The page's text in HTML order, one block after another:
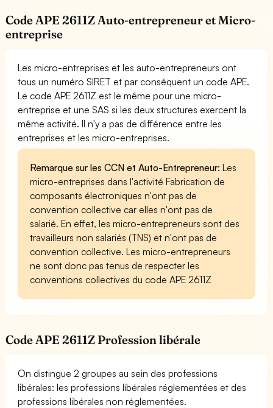
Code APE 2611Z Auto-entrepreneur et Micro-
entreprise
Les micro-entreprises et les auto-entrepreneurs ont
tous un numéro SIRET et par conséquent un code APE.
Le code APE 2611Z est le même pour une micro-
entreprise et une SAS si les deux structures exercent la
même activité. Il n'y a pas de différence entre les
entreprises et les micro-entreprises.
Remarque sur les CCN et Auto-Entrepreneur: Les
micro-entreprises dans l'activité Fabrication de
composants électroniques n'ont pas de
convention collective car elles n'ont pas de
salarié. En effet, les micro-entrepreneurs sont des
travailleurs non salariés (TNS) et n'ont pas de
convention collective. Les micro-entrepreneurs
ne sont donc pas tenus de respecter les
conventions collectives du code APE 2611Z
Code APE 2611Z Profession libérale
On distingue 2 groupes au sein des professions
libérales: les professions libérales réglementées et des
professions libérales non réglementées.